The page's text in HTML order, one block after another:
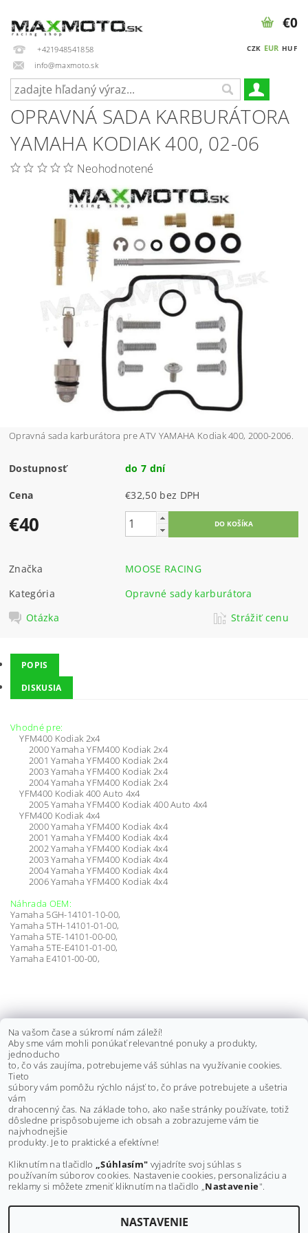
+421948541858
info@maxmoto.sk
CZK EUR HUF
€0
OPRAVNÁ SADA KARBURÁTORA
YAMAHA KODIAK 400, 02-06
Neohodnotené
Opravná sada karburátora pre ATV YAMAHA Kodiak 400, 2000-2006.
Dostupnosť do 7 dní
Cena €32,50 bez DPH
€40
Značka
MOOSE RACING
Kategória
Opravné sady karburátora
Otázka
Strážiť cenu
POPIS
DISKUSIA
Vhodné pre:
YFM400 Kodiak 2x4
2000 Yamaha YFM400 Kodiak 2x4
2001 Yamaha YFM400 Kodiak 2x4
2003 Yamaha YFM400 Kodiak 2x4
2004 Yamaha YFM400 Kodiak 2x4
YFM400 Kodiak 400 Auto 4x4
2005 Yamaha YFM400 Kodiak 400 Auto 4x4
YFM400 Kodiak 4x4
2000 Yamaha YFM400 Kodiak 4x4
2001 Yamaha YFM400 Kodiak 4x4
2002 Yamaha YFM400 Kodiak 4x4
2003 Yamaha YFM400 Kodiak 4x4
2004 Yamaha YFM400 Kodiak 4x4
2006 Yamaha YFM400 Kodiak 4x4
Náhrada OEM:
Yamaha 5GH-14101-10-00,
Yamaha 5TH-14101-01-00,
Yamaha 5TE-14101-00-00,
Yamaha 5TE-E4101-01-00,
Yamaha E4101-00-00,
KARBURÁTOR YAMAHA KODIAK
400, 5GH-14101-00-00
€125 bez DPH
€153,80
Buďte prvý, kto napíše príspevok k tejto položke.
Na vašom čase a súkromí nám záleží!
Aby sme vám mohli ponúkať relevantné ponuky a produkty,
jednoducho
to, čo vás zaujíma, potrebujeme váš súhlas na využívanie cookies.
Tieto
súbory vám pomôžu rýchlo nájsť to, čo práve potrebujete a ušetria
vám
drahocenný čas. Na základe toho, ako naše stránky používate, totiž
dôsledne prispôsobujeme ich obsah a zobrazujeme vám tie
najvhodnejšie
produkty. Je to praktické a efektívne!
Kliknutím na tlačidlo „Súhlasím" vyjadríte svoj súhlas s
používaním súborov cookies. Nastavenie cookies, personalizáciu a
reklamy si môžete zmeniť kliknutím na tlačidlo „Nastavenie".
NASTAVENIE